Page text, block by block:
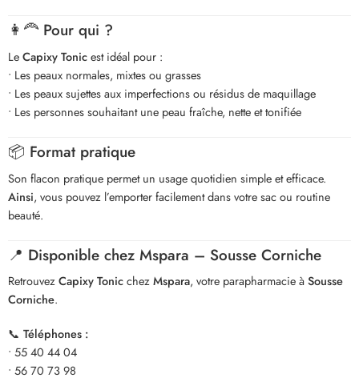
👩‍🦰 Pour qui ?
LeCapixy Tonicest idéal pour :
• Les peaux normales, mixtes ou grasses
• Les peaux sujettes aux imperfections ou résidus de maquillage
• Les personnes souhaitant une peau fraîche, nette et tonifiée
📦 Format pratique
Son flacon pratique permet un usage quotidien simple et efficace.
Ainsi, vous pouvez l’emporter facilement dans votre sac ou routine
beauté.
📍 Disponible chez Mspara – Sousse Corniche
RetrouvezCapixy TonicchezMspara, votre parapharmacie àSousse
Corniche.
📞 Téléphones :
• 55 40 44 04
• 56 70 73 98